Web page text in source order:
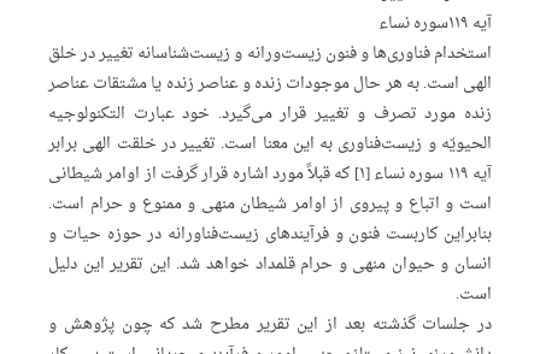
آیه ۱۱۹سوره نساء
استخدام فناوری‌ها و فنون زیست‌ورانه و زیست‌شناسانه تغییر در خلق
الهی است. به هر حال موجودات زنده و عناصر زنده یا مشتقات عناصر
زنده مورد تصرف و تغییر قرار می‌گیرد. خود عبارت التکنولوجیه
الحیویّه و زیست‌فناوری به این معنا است. تغییر در خلقت الهی برابر
آیه ۱۱۹ سوره نساء [۱] که قبلاً مورد اشاره قرار گرفت از اوامر شیطانی
است و اتباع و پیروی از اوامر شیطان منهی و ممنوع و حرام است.
بنابراین کاربست فنون و فرآیندهای زیست‌فناورانه در حوزه حیات و
انسان و حیوان منهی و حرام قلمداد خواهد شد. این تقریر این دلیل
است.
در جلسات گذشته بعد از این تقریر مطرح شد که چون پژوهش و